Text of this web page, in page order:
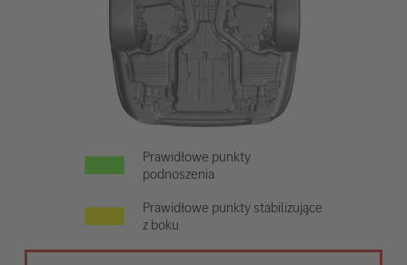
Prawidłowe punkty
podnoszenia
Prawidłowe punkty stabilizujące
z boku